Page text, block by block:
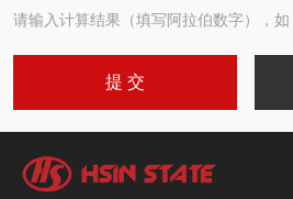
请输入计算结果（填写阿拉伯数字），